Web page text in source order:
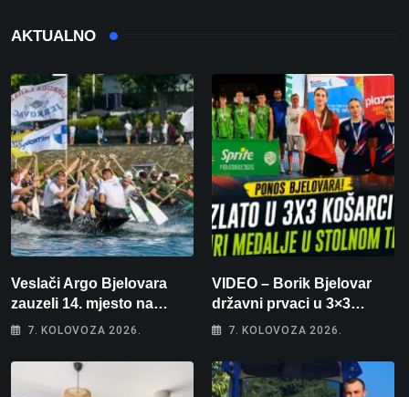
AKTUALNO
Veslači Argo Bjelovara
zauzeli 14. mjesto na
brzincu
7. KOLOVOZA 2026.
VIDEO – Borik Bjelovar
državni prvaci u 3×3
košarci, Klara Končar je
stolnom tenisu!
7. KOLOVOZA 2026.